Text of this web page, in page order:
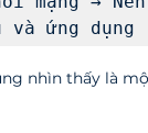
ứng dụng
nhìn thấy là